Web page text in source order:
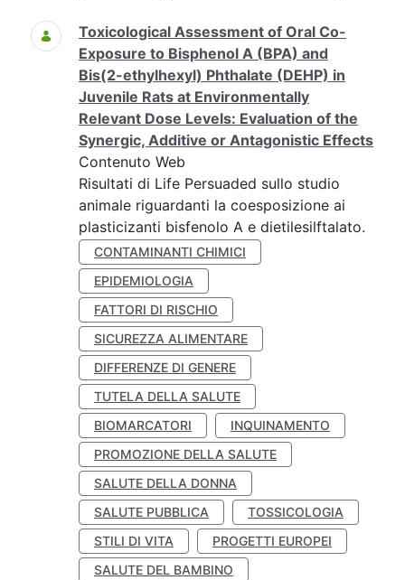
Toxicological Assessment of Oral Co-
Exposure to Bisphenol A (BPA) and
Bis(2-ethylhexyl) Phthalate (DEHP) in
Juvenile Rats at Environmentally
Relevant Dose Levels: Evaluation of the
Synergic, Additive or Antagonistic Effects
Contenuto Web
Risultati di Life Persuaded sullo studio
animale riguardanti la coesposizione ai
plasticizanti bisfenolo A e dietilesilftalato.
CONTAMINANTI CHIMICI
EPIDEMIOLOGIA
FATTORI DI RISCHIO
SICUREZZA ALIMENTARE
DIFFERENZE DI GENERE
TUTELA DELLA SALUTE
BIOMARCATORI
INQUINAMENTO
PROMOZIONE DELLA SALUTE
SALUTE DELLA DONNA
SALUTE PUBBLICA
TOSSICOLOGIA
STILI DI VITA
PROGETTI EUROPEI
SALUTE DEL BAMBINO